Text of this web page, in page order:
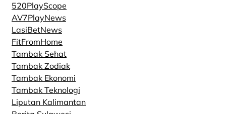
520PlayScope
AV7PlayNews
LasiBetNews
FitFromHome
Tambak Sehat
Tambak Zodiak
Tambak Ekonomi
Tambak Teknologi
Liputan Kalimantan